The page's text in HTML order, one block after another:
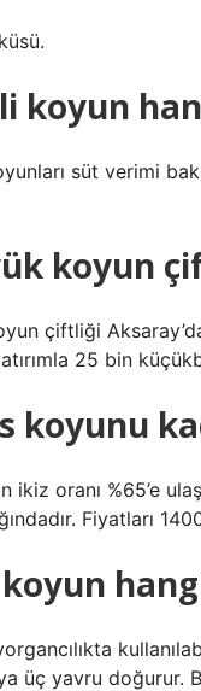
koyun
süt verimi
koyun
çiftliği
25 bin
koyunu
ikiz oranı %65’e
Fiyatları
üç yavru doğurur.